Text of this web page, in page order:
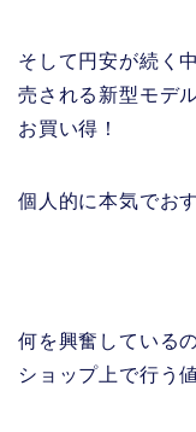
そして円安が続く
売される新型モデ
お買い得！
個人的に本気でお
何を興奮している
ショップ上で行う